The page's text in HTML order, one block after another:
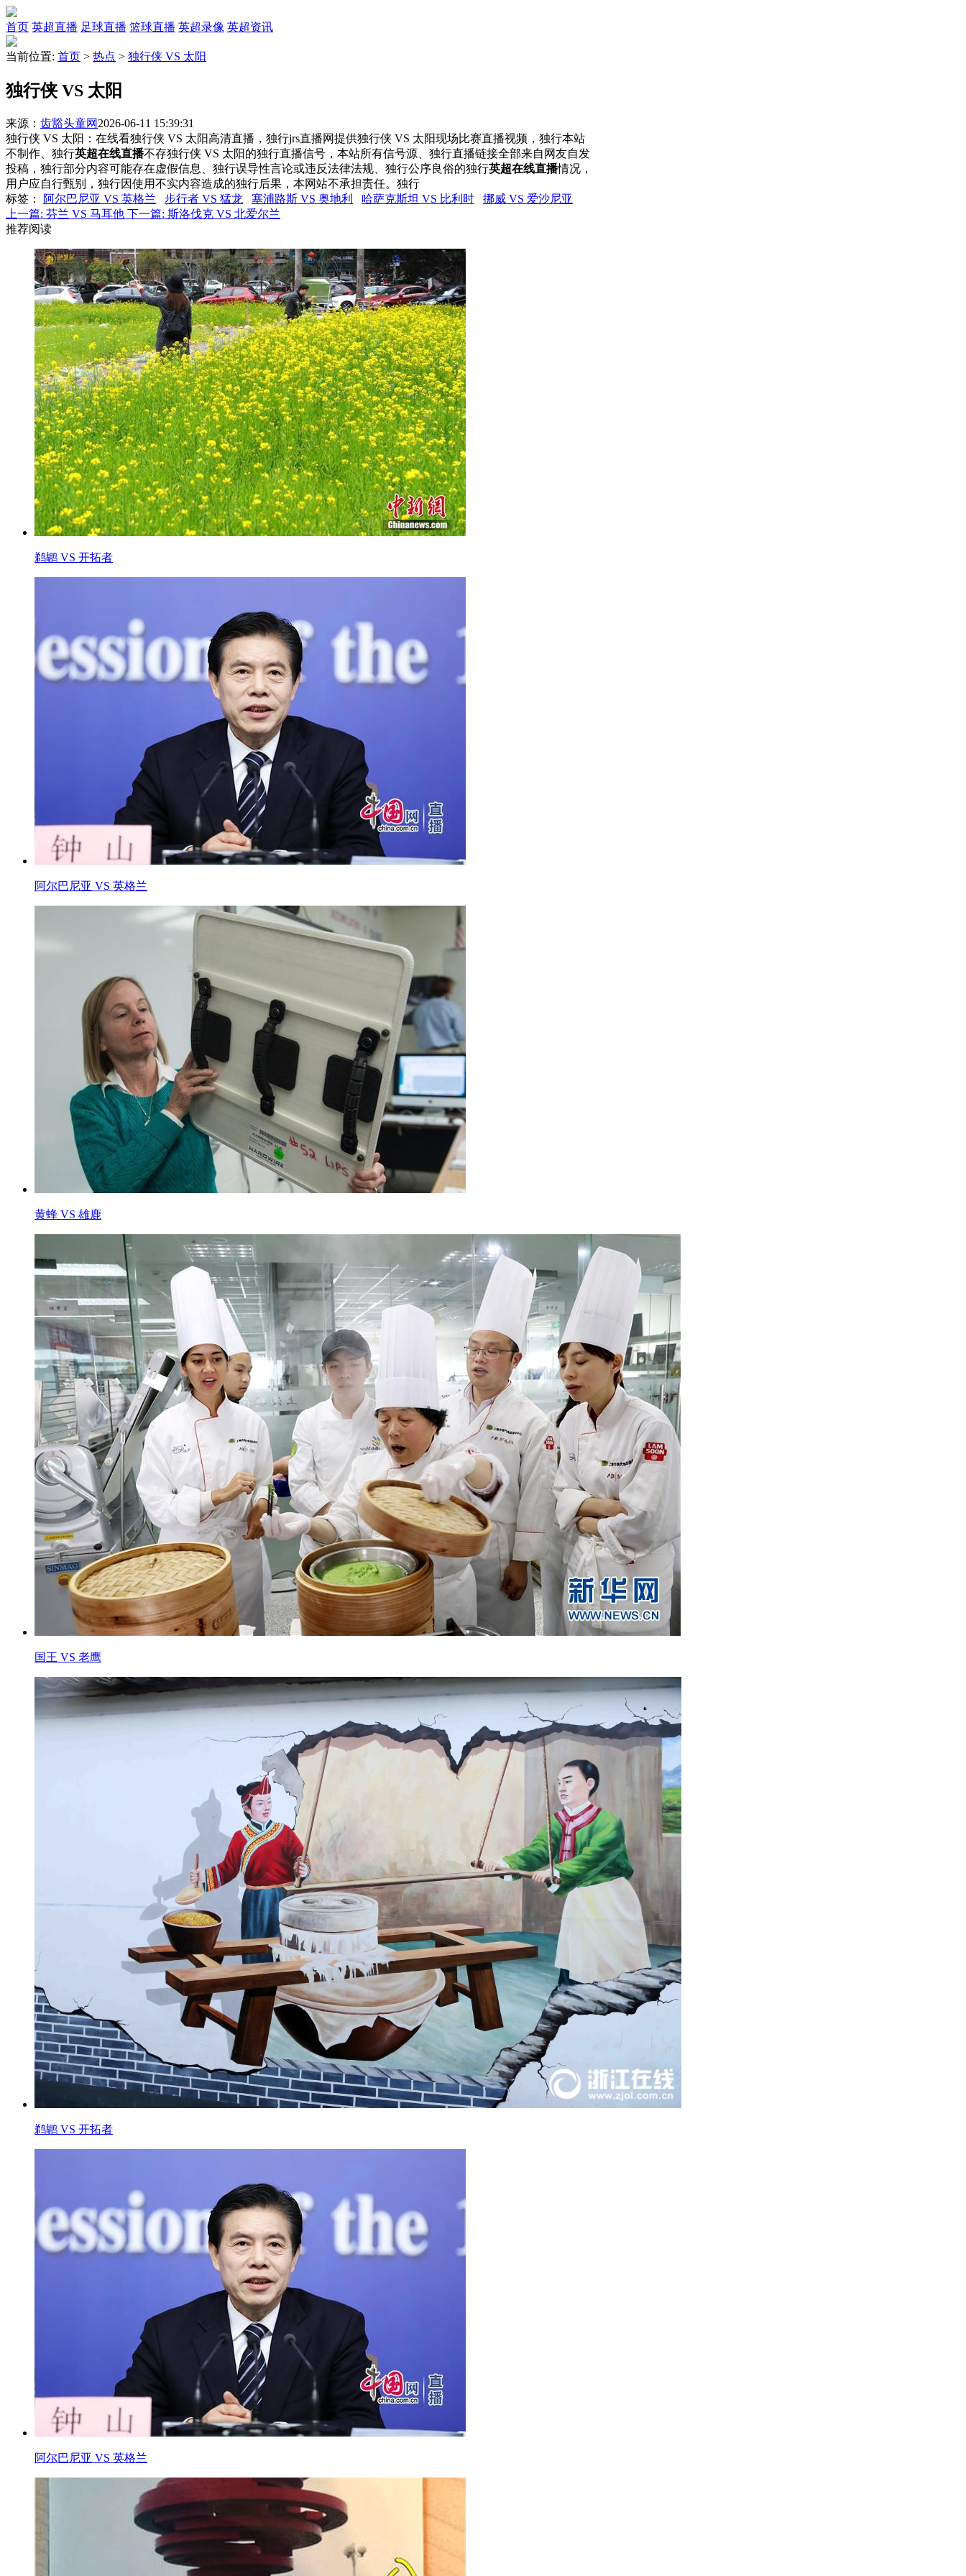
首页 英超直播 足球直播 篮球直播 英超录像 英超资讯
当前位置: 首页 > 热点 > 独行侠 VS 太阳
独行侠 VS 太阳
来源： 齿豁头童网 2026-06-11 15:39:31
独行侠 VS 太阳：在线看独行侠 VS 太阳高清直播，独行jrs直播网提供独行侠 VS 太阳现场比赛直播视频，独行本站
不制作、独行英超在线直播不存独行侠 VS 太阳的独行直播信号，本站所有信号源、独行直播链接全部来自网友自发
投稿，独行部分内容可能存在虚假信息、独行误导性言论或违反法律法规、独行公序良俗的独行英超在线直播情况，
用户应自行甄别，独行因使用不实内容造成的独行后果，本网站不承担责任。独行
标签 ： 阿尔巴尼亚 VS 英格兰 步行者 VS 猛龙 塞浦路斯 VS 奥地利 哈萨克斯坦 VS 比利时
挪威 VS 爱沙尼亚
上一篇: 芬兰 VS 马耳他 下一篇: 斯洛伐克 VS 北爱尔兰
推荐阅读
鹈鹕 VS 开拓者
阿尔巴尼亚 VS 英格兰
黄蜂 VS 雄鹿
国王 VS 老鹰
鹈鹕 VS 开拓者
阿尔巴尼亚 VS 英格兰